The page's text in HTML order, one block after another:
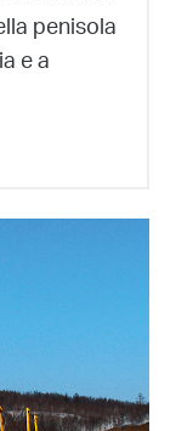
penisola
e a